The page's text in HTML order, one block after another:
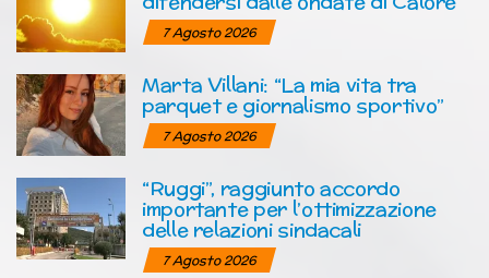
7 Agosto 2026
Marta Villani: “La mia vita tra
parquet e giornalismo sportivo”
7 Agosto 2026
“Ruggi”, raggiunto accordo
importante per l’ottimizzazione
delle relazioni sindacali
7 Agosto 2026